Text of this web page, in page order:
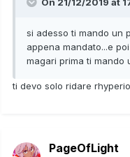
si adesso ti mando un
appena mandato...e
magari prima ti mando
ti devo solo ridare
PageOfLight